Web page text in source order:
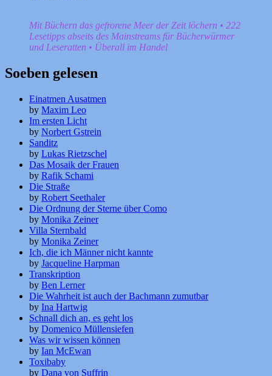
Mit Büchern das gefrorene Meer der Zeit löchern • 222
Lesetipps abseits des Mainstreams für Bücherwürmer
und Leseratten • Überall im Handel
Soeben gelesen
Einatmen Ausatmen
by Maxim Leo
Im ersten Licht
by Norbert Gstrein
Sanditz
by Lukas Rietzschel
Das Mosaik der Frauen
by Rafik Schami
Die Straße
by Robert Seethaler
Die Ordnung der Sterne über Como
by Monika Zeiner
Villa Sternbald
by Monika Zeiner
Ich, die ich Männer nicht kannte
by Jacqueline Harpman
Transkription
by Ben Lerner
Die Wahrheit ist auch der Bachmann zumutbar
by Ina Hartwig
Schnall dich an, es geht los
by Domenico Müllensiefen
Was wir wissen können
by Ian McEwan
Toxibaby
by Dana von Suffrin